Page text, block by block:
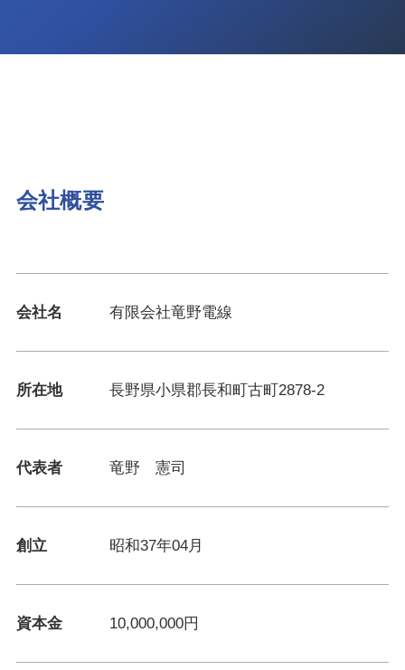
会社概要
会社名 有限会社竜野電線
所在地 長野県小県郡長和町古町2878-2
代表者 竜野 憲司
創立 昭和37年04月
資本金 10,000,000円